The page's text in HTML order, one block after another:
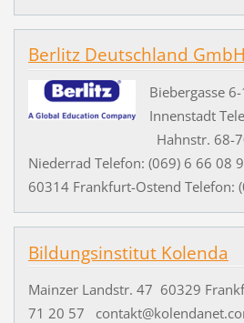
Berlitz Deutschland GmbH
Biebergasse
Innenstadt
Hahnstr. 68-
Niederrad Telefon: (069) 6 66 08
60314 Frankfurt-Ostend Telefon:
Bildungsinstitut Kolenda
Mainzer Landstr. 47 60329
71 20 57